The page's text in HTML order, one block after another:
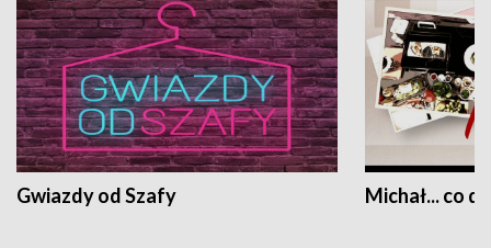
Gwiazdy od Szafy Michał... co